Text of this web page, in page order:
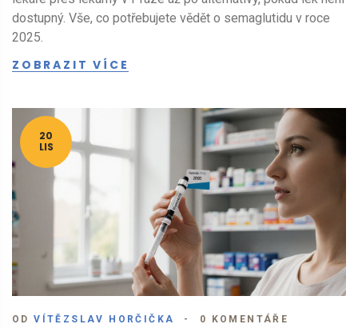
dostupný. Vše, co potřebujete vědět o semaglutidu v roce
2025.
ZOBRAZIT VÍCE
20
LIS
ODVÍTĚZSLAV HORČIČKA 0 KOMENTÁŘE